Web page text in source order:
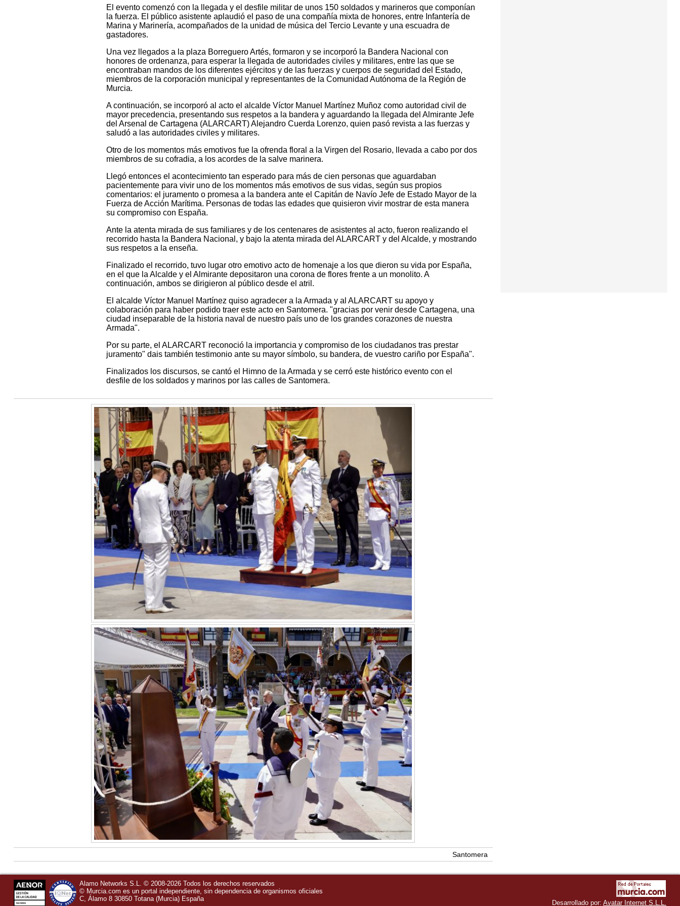
El evento comenzó con la llegada y el desfile militar de unos 150 soldados y marineros que componían
la fuerza. El público asistente aplaudió el paso de una compañía mixta de honores, entre Infantería de
Marina y Marinería, acompañados de la unidad de música del Tercio Levante y una escuadra de
gastadores.
Una vez llegados a la plaza Borreguero Artés, formaron y se incorporó la Bandera Nacional con
honores de ordenanza, para esperar la llegada de autoridades civiles y militares, entre las que se
encontraban mandos de los diferentes ejércitos y de las fuerzas y cuerpos de seguridad del Estado,
miembros de la corporación municipal y representantes de la Comunidad Autónoma de la Región de
Murcia.
A continuación, se incorporó al acto el alcalde Víctor Manuel Martínez Muñoz como autoridad civil de
mayor precedencia, presentando sus respetos a la bandera y aguardando la llegada del Almirante Jefe
del Arsenal de Cartagena (ALARCART) Alejandro Cuerda Lorenzo, quien pasó revista a las fuerzas y
saludó a las autoridades civiles y militares.
Otro de los momentos más emotivos fue la ofrenda floral a la Virgen del Rosario, llevada a cabo por dos
miembros de su cofradia, a los acordes de la salve marinera.
Llegó entonces el acontecimiento tan esperado para más de cien personas que aguardaban
pacientemente para vivir uno de los momentos más emotivos de sus vidas, según sus propios
comentarios: el juramento o promesa a la bandera ante el Capitán de Navío Jefe de Estado Mayor de la
Fuerza de Acción Marítima. Personas de todas las edades que quisieron vivir mostrar de esta manera
su compromiso con España.
Ante la atenta mirada de sus familiares y de los centenares de asistentes al acto, fueron realizando el
recorrido hasta la Bandera Nacional, y bajo la atenta mirada del ALARCART y del Alcalde, y mostrando
sus respetos a la enseña.
Finalizado el recorrido, tuvo lugar otro emotivo acto de homenaje a los que dieron su vida por España,
en el que la Alcalde y el Almirante depositaron una corona de flores frente a un monolito. A
continuación, ambos se dirigieron al público desde el atril.
El alcalde Víctor Manuel Martínez quiso agradecer a la Armada y al ALARCART su apoyo y
colaboración para haber podido traer este acto en Santomera. "gracias por venir desde Cartagena, una
ciudad inseparable de la historia naval de nuestro país uno de los grandes corazones de nuestra
Armada".
Por su parte, el ALARCART reconoció la importancia y compromiso de los ciudadanos tras prestar
juramento" dais también testimonio ante su mayor símbolo, su bandera, de vuestro cariño por España".
Finalizados los discursos, se cantó el Himno de la Armada y se cerró este histórico evento con el
desfile de los soldados y marinos por las calles de Santomera.
Santomera
Alamo Networks S.L. © 2008-2026 Todos los derechos reservados
© Murcia.com es un portal independiente, sin dependencia de organismos oficiales
C, Álamo 8 30850 Totana (Murcia) España
Desarrollado por: Avatar Internet S.L.L.